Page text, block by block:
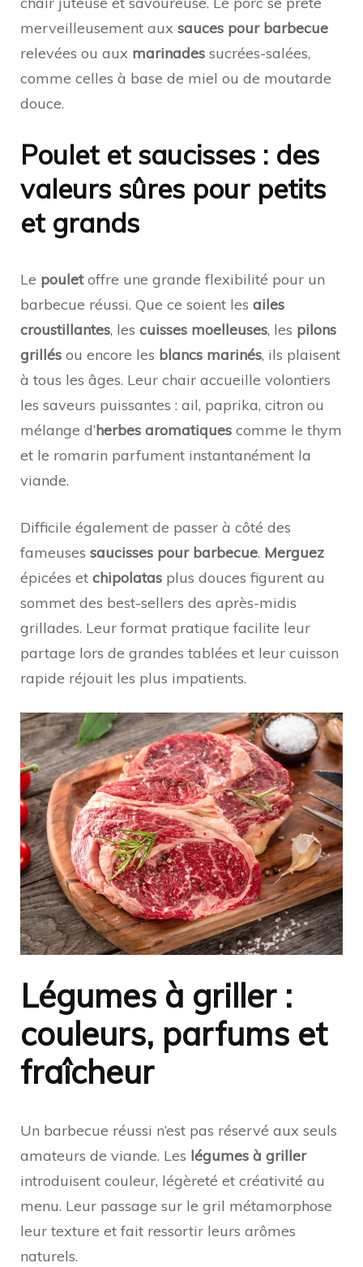
merveilleusement aux sauces pour barbecue
relevées ou aux marinades sucrées-salées,
comme celles à base de miel ou de moutarde
douce.
Poulet et saucisses : des
valeurs sûres pour petits
et grands
Le pouletoffre une grande flexibilité pour un
barbecue réussi. Que ce soient les ailes
croustillantes, les cuisses moelleuses, les pilons
grillés ou encore les blancs marinés, ils plaisent
à tous les âges. Leur chair accueille volontiers
les saveurs puissantes : ail, paprika, citron ou
mélange d’herbes aromatiques comme le thym
et le romarin parfument instantanément la
viande.
Difficile également de passer à côté des
fameuses saucisses pour barbecue. Merguez
épicées et chipolatas plus douces figurent au
sommet des best-sellers des après-midis
grillades. Leur format pratique facilite leur
partage lors de grandes tablées et leur cuisson
rapide réjouit les plus impatients.
Légumes à griller :
couleurs, parfums et
fraîcheur
Un barbecue réussi n’est pas réservé aux seuls
amateurs de viande. Les légumes à griller
introduisent couleur, légèreté et créativité au
menu. Leur passage sur le gril métamorphose
leur texture et fait ressortir leurs arômes
naturels.